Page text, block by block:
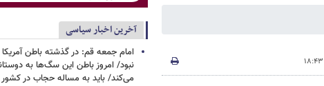
آخرین اخبار سیاسی
امام جمعه قم: در گذشته باطن آمریکا
نبود/ امروز باطن این سگ‌ها به
می‌کند/ باید به مساله حجاب در